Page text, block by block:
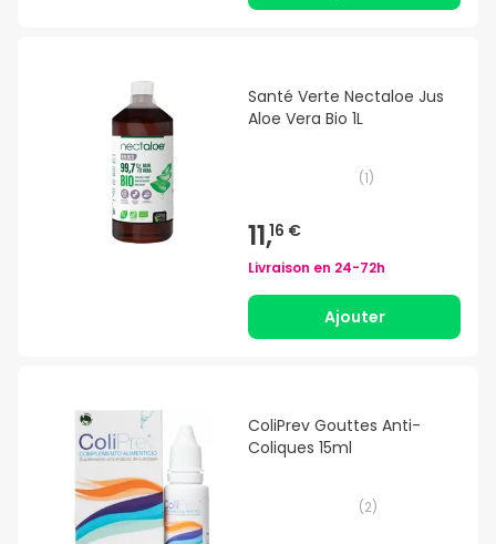
Santé Verte Nectaloe Jus
Aloe Vera Bio 1L
(1)
11,16 €
Livraison en 24-72h
Ajouter
ColiPrev Gouttes Anti-
Coliques 15ml
(2)